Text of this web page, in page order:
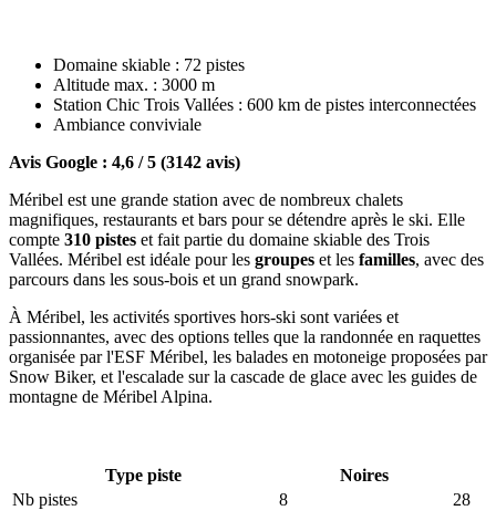
Domaine skiable : 72 pistes
Altitude max. : 3000 m
Station Chic Trois Vallées : 600 km de pistes interconnectées
Ambiance conviviale
Avis Google : 4,6 / 5 (3142 avis)
Méribel est une grande station avec de nombreux chalets
magnifiques, restaurants et bars pour se détendre après le ski. Elle
compte 310 pistes et fait partie du domaine skiable des Trois
Vallées. Méribel est idéale pour les groupes et les familles, avec des
parcours dans les sous-bois et un grand snowpark.
À Méribel, les activités sportives hors-ski sont variées et
passionnantes, avec des options telles que la randonnée en raquettes
organisée par l'ESF Méribel, les balades en motoneige proposées par
Snow Biker, et l'escalade sur la cascade de glace avec les guides de
montagne de Méribel Alpina.
Type piste
Noires
Nb pistes
8 28